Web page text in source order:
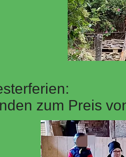
zum Preis